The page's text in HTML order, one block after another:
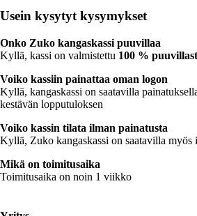
Usein kysytyt kysymykset
Onko Zuko kangaskassi puuvillaa
Kyllä, kassi on valmistettu 100 %
Voiko kassiin painattaa oman logon
Kyllä, kangaskassi on saatavilla
kestävän lopputuloksen
Voiko kassin tilata ilman painatusta
Kyllä, Zuko kangaskassi on saatavilla myös
Mikä on toimitusaika
Toimitusaika on noin 1 viikko